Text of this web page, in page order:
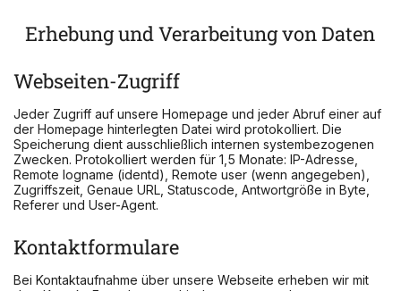
Erhebung und Verarbeitung von Daten
Webseiten-Zugriff
Jeder Zugriff auf unsere Homepage und jeder Abruf einer auf
der Homepage hinterlegten Datei wird protokolliert. Die
Speicherung dient ausschließlich internen systembezogenen
Zwecken. Protokolliert werden für 1,5 Monate: IP-Adresse,
Remote logname (identd), Remote user (wenn angegeben),
Zugriffszeit, Genaue URL, Statuscode, Antwortgröße in Byte,
Referer und User-Agent.
Kontaktformulare
Bei Kontaktaufnahme über unsere Webseite erheben wir mit